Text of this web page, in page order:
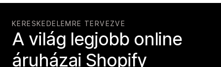
KERESKEDELEMRE TERVEZVE
A világ legjobb online
áruházai Shopify